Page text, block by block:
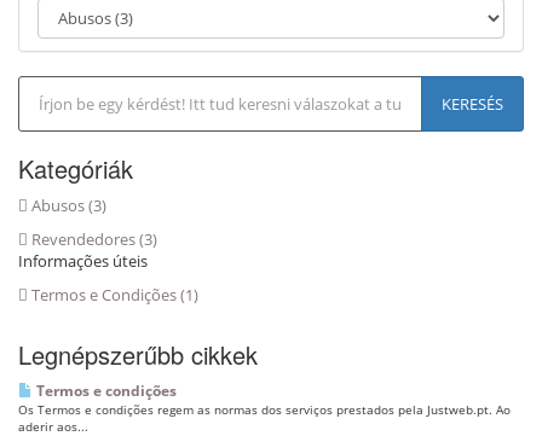
g
á
c
i
ó
Kategóriák
Abusos (3)
Revendedores (3)
Informações úteis
Termos e Condições (1)
Legnépszerűbb cikkek
Termos e condições
Os Termos e condições regem as normas dos serviços prestados pela Justweb.pt. Ao
aderir aos...